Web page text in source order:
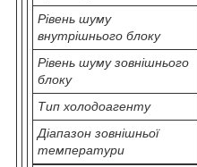
Рівень шуму
внутрішнього блоку
Рівень шуму зовнішнього
блоку
Тип холодоагенту
Діапазон зовнішньої
температури